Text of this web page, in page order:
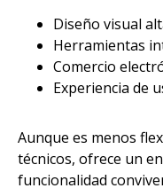
Diseño visual
Herramientas
Comercio
Experiencia de
Aunque es menos
técnicos, ofrece un
funcionalidad